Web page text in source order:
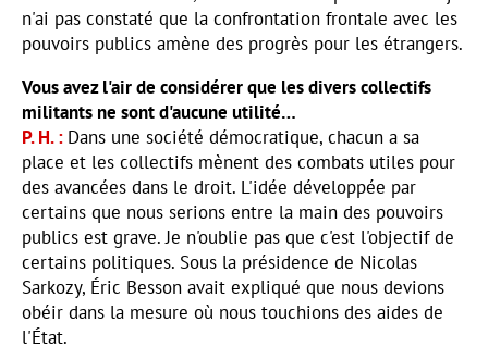
n'ai pas constaté que la confrontation frontale avec les
pouvoirs publics amène des progrès pour les étrangers.
Vous avez l'air de considérer que les divers collectifs
militants ne sont d'aucune utilité…
P. H.
Dans une société démocratique, chacun a sa
place et les collectifs mènent des combats utiles pour
des avancées dans le droit. L'idée développée par
certains que nous serions entre la main des pouvoirs
publics est grave. Je n'oublie pas que c'est l'objectif de
certains politiques. Sous la présidence de Nicolas
Sarkozy, Éric Besson avait expliqué que nous devions
obéir dans la mesure où nous touchions des aides de
l'État.